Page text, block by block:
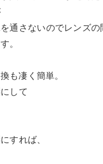
通さないのでレンズ
。
も凄く簡単。
して
すれば、